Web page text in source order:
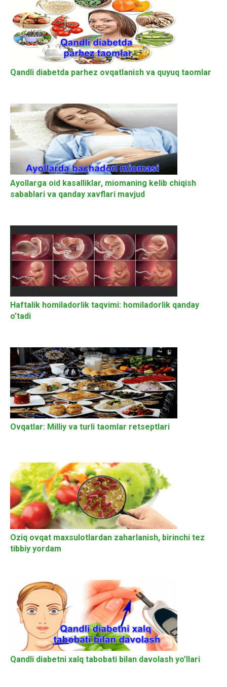
Qandli diabetda parhez ovqatlanish va quyuq taomlar
Ayollarga oid kasalliklar, miomaning kelib chiqish
sabablari va qanday xavflari mavjud
Haftalik homiladorlik taqvimi: homiladorlik qanday
o’tadi
Ovqatlar: Milliy va turli taomlar retseptlari
Oziq ovqat maxsulotlardan zaharlanish, birinchi tez
tibbiy yordam
Qandli diabetni xalq tabobati bilan davolash yo’llari